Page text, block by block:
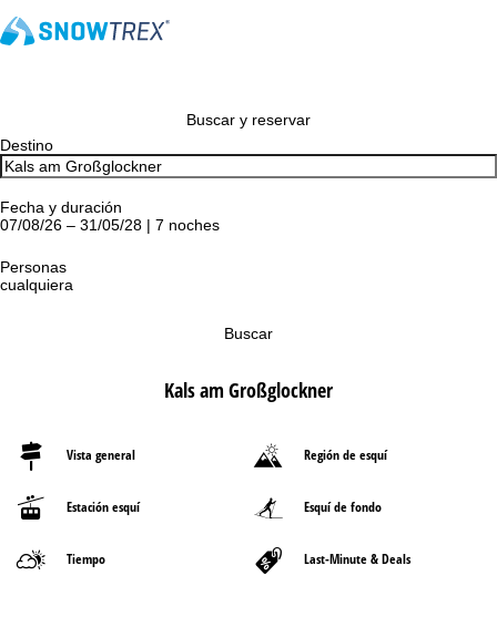
Buscar y reservar
Destino
Fecha y duración
07/08/26 – 31/05/28 | 7 noches
Personas
cualquiera
Buscar
Kals am Großglockner
Vista general Región de esquí
Estación esquí Esquí de fondo
Tiempo Last-Minute & Deals